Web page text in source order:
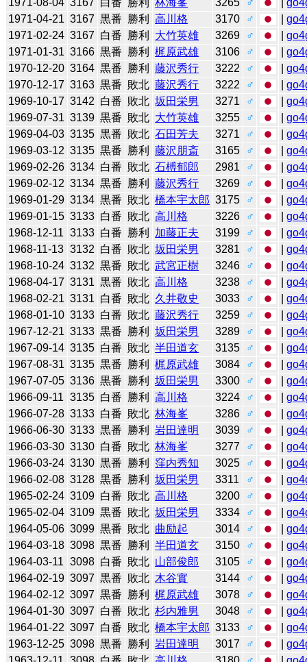
1971-04-21 3167 黒番 勝利 高川格 3170 ♂ |
1971-02-24 3167 白番 勝利 大竹英雄 3269 ♂ |
1971-01-31 3166 黒番 勝利 梶原武雄 3106 ♂ |
1970-12-20 3164 黒番 勝利 藤沢秀行 3222 ♂ |
1970-12-17 3163 黒番 敗北 藤沢秀行 3222 ♂ |
1969-10-17 3142 白番 敗北 坂田栄男 3271 ♂ |
1969-07-31 3139 黒番 敗北 大竹英雄 3255 ♂ |
1969-04-03 3135 黒番 敗北 石田芳夫 3271 ♂ |
1969-03-12 3135 黒番 勝利 藤沢朋斎 3165 ♂ |
1969-02-26 3134 白番 敗北 石榑郁郎 2981 ♂ |
1969-02-12 3134 黒番 勝利 藤沢秀行 3269 ♂ |
1969-01-29 3134 黒番 敗北 橋本宇太郎 3175 ♂ |
1969-01-15 3133 白番 敗北 高川格 3226 ♂ |
1968-12-11 3133 白番 勝利 加藤正夫 3199 ♂ |
1968-11-13 3132 白番 敗北 坂田栄男 3281 ♂ |
1968-10-24 3132 黒番 敗北 武宮正樹 3246 ♂ |
1968-04-17 3131 黒番 敗北 高川格 3238 ♂ |
1968-02-21 3131 白番 敗北 久井敬史 3033 ♂ |
1968-01-10 3133 白番 敗北 藤沢秀行 3259 ♂ |
1967-12-21 3133 黒番 勝利 坂田栄男 3289 ♂ |
1967-09-14 3135 白番 敗北 半田道玄 3135 ♂ |
1967-08-31 3135 黒番 勝利 梶原武雄 3084 ♂ |
1967-07-05 3136 黒番 勝利 坂田栄男 3300 ♂ |
1966-09-11 3135 白番 勝利 高川格 3224 ♂ |
1966-07-28 3133 白番 敗北 林海峯 3286 ♂ |
1966-06-30 3133 黒番 勝利 岩田達明 3039 ♂ |
1966-03-30 3130 白番 敗北 林海峯 3277 ♂ |
1966-03-24 3130 黒番 勝利 窪内秀知 3025 ♂ |
1966-02-08 3128 黒番 勝利 坂田栄男 3311 ♂ |
1965-02-24 3109 白番 敗北 高川格 3200 ♂ |
1965-02-04 3109 黒番 敗北 坂田栄男 3334 ♂ |
1964-05-06 3099 黒番 敗北 曲励起 3014 ♂ |
1964-03-18 3098 黒番 勝利 半田道玄 3150 ♂ |
1964-03-11 3098 白番 敗北 山部俊郎 3105 ♂ |
1964-02-19 3097 黒番 敗北 木谷實 3144 ♂ |
1964-02-12 3097 黒番 勝利 梶原武雄 3078 ♂ |
1964-01-30 3097 白番 敗北 杉内雅男 3048 ♂ |
1964-01-22 3097 白番 敗北 橋本宇太郎 3133 ♂ |
1963-12-25 3098 黒番 勝利 岩田達明 3017 ♂ |